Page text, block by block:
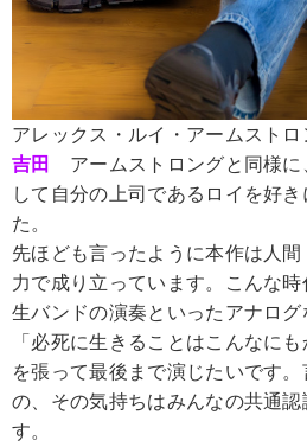
アレックス・ルイ・アームスト
吉田
アームストロングと同様に
して自分の上司であるロイを好
た。
先ほども言ったように本作は人
力で成り立っています。こんな時
生バンドの演奏といったアナログ
「必死に生きることはこんなに
を張って最後まで演じたいです
の、その気持ちはみんなの共通
す。